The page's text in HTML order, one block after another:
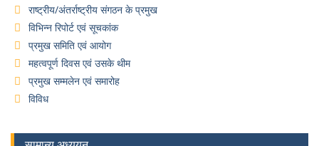
राष्ट्रीय/अंतर्राष्ट्रीय संगठन के प्रमुख
विभिन्न रिपोर्ट एवं सूचकांक
प्रमुख समिति एवं आयोग
महत्वपूर्ण दिवस एवं उसके थीम
प्रमुख सम्मलेन एवं समारोह
विविध